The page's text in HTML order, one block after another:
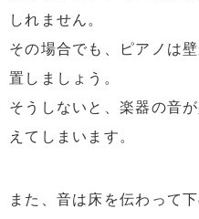
しれません。
その場合でも、ピアノは
置しましょう。
そうしないと、楽器の音
えてしまいます。
また、音は床を伝わって